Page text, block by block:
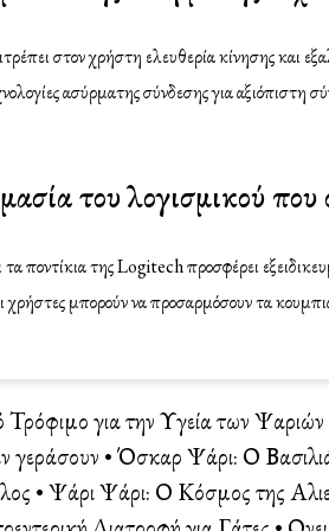
στον χρήστη ελευθερία κίνησης και
ασύρματης σύνδεσης για αξιόπιστη
του λογισμικού που
ποντίκια της Logitech προσφέρει
μπορούν να προσαρμόσουν τα
για την Υγεία των
γεράσουν •Όσκαρ Ψάρι: Ο
•Ψάρι Ψάρι: Ο Κόσμος της